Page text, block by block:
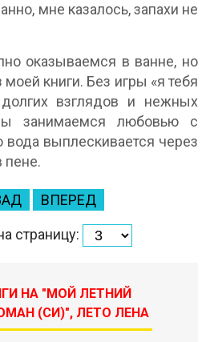
мне казалось, запахи не
оказываемся в ванне, но
книги. Без игры «я тебя
взглядов и нежных
занимаемся любовью с
вода выплескивается через
пене.
ВПЕРЕД
страницу:
НА "МОЙ ЛЕТНИЙ
(СИ)", ЛЕТО ЛЕНА